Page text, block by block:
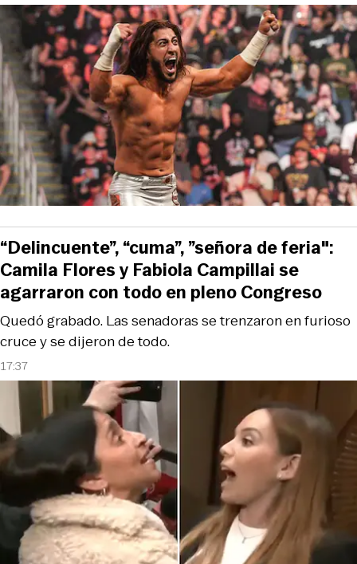
17:37
Quedó grabado. Las senadoras se trenzaron en furioso
cruce y se dijeron de todo.
“Delincuente”, “cuma”, ”señora de feria":
Camila Flores y Fabiola Campillai se
agarraron con todo en pleno Congreso